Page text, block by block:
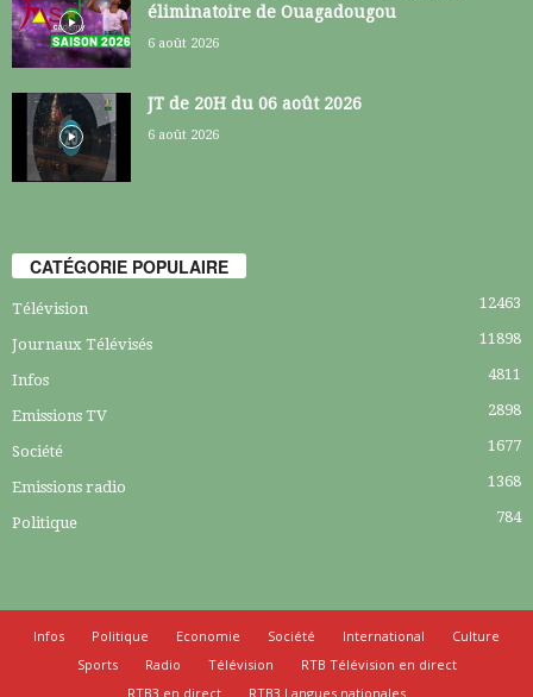
éliminatoire de Ouagadougou
6 août 2026
JT de 20H du 06 août 2026
6 août 2026
CATÉGORIE POPULAIRE
Télévision 12463
Journaux Télévisés 11898
Infos 4811
Emissions TV 2898
Société 1677
Emissions radio 1368
Politique 784
Infos Politique Economie Société International
Culture
Sports
Radio Télévision
RTB Télévision en direct
RTB3 en direct
RTB3 Langues nationales